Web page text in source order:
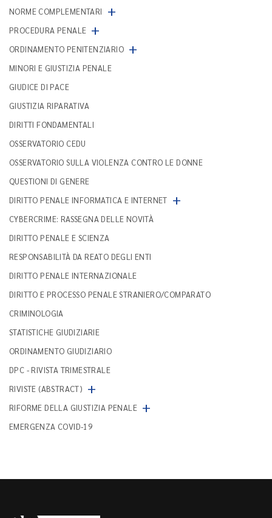
NORME COMPLEMENTARI
+
PROCEDURA PENALE +
ORDINAMENTO PENITENZIARIO +
MINORI E GIUSTIZIA PENALE
GIUDICE DI PACE
GIUSTIZIA RIPARATIVA
DIRITTI FONDAMENTALI
OSSERVATORIO CEDU
OSSERVATORIO SULLA VIOLENZA CONTRO LE DONNE
QUESTIONI DI GENERE
DIRITTO PENALE INFORMATICA E INTERNET +
CYBERCRIME: RASSEGNA DELLE NOVITÀ
DIRITTO PENALE E SCIENZA
RESPONSABILITÀ DA REATO DEGLI ENTI
DIRITTO PENALE INTERNAZIONALE
DIRITTO E PROCESSO PENALE STRANIERO/COMPARATO
CRIMINOLOGIA
STATISTICHE GIUDIZIARIE
ORDINAMENTO GIUDIZIARIO
DPC - RIVISTA TRIMESTRALE
RIVISTE (ABSTRACT) +
RIFORME DELLA GIUSTIZIA PENALE +
EMERGENZA COVID-19